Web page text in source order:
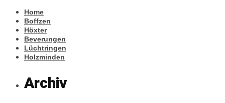
Home
Boffzen
Höxter
Beverungen
Lüchtringen
Holzminden
Archiv